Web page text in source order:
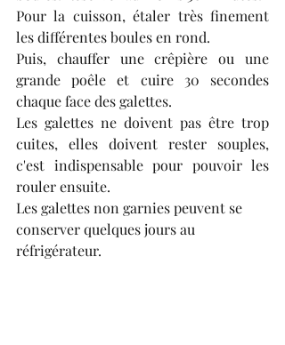
Pour la cuisson, étaler très finement
les différentes boules en rond.
Puis, chauffer une crêpière ou une
grande poêle et cuire 30 secondes
chaque face des galettes.
Les galettes ne doivent pas être trop
cuites, elles doivent rester souples,
c'est indispensable pour pouvoir les
rouler ensuite.
Les galettes non garnies peuvent se
conserver quelques jours au
réfrigérateur.